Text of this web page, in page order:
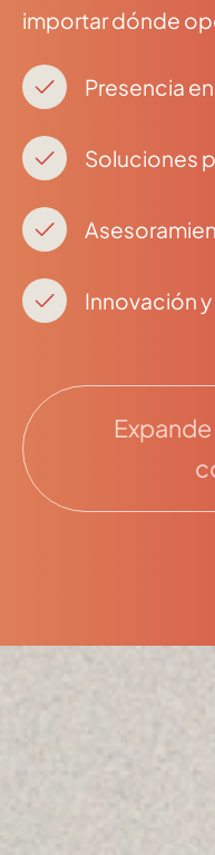
importar dónde
Presencia
Soluciones
Innovación